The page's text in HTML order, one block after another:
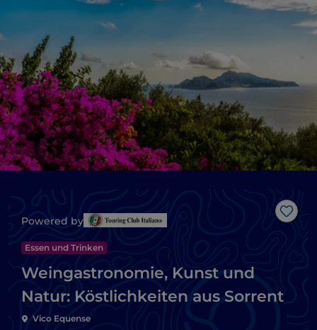
Like
Powered by
Essen und Trinken
Weingastronomie, Kunst und
Natur: Köstlichkeiten aus Sorrent
Vico Equense